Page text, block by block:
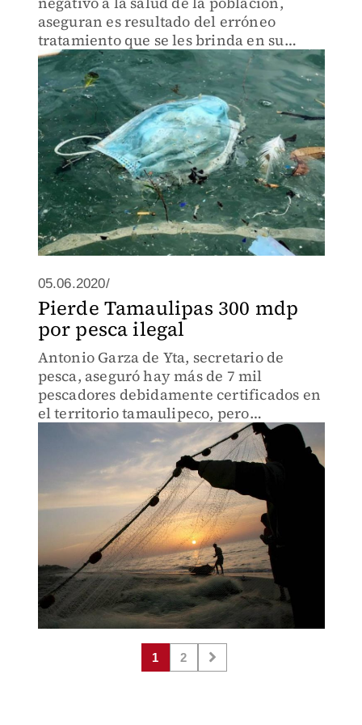
aseguran es resultado del erróneo
tratamiento que se les brinda en su
disposición final.
05.06.2020/
Pierde Tamaulipas 300 mdp
por pesca ilegal
Antonio Garza de Yta, secretario de
pesca, aseguró hay más de 7 mil
pescadores debidamente certificados en
el territorio tamaulipeco, pero
fácilmente más de 3 mil en la ilegalidad.
1 2